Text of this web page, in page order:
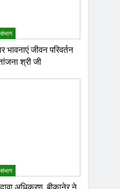
जीवन परिवर्तन
श्री जी